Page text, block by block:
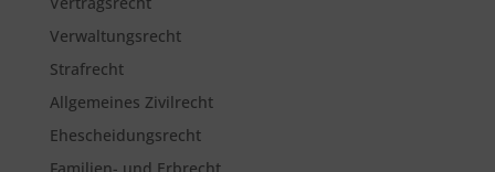
Verwaltungsrecht
Strafrecht
Allgemeines Zivilrecht
Ehescheidungsrecht